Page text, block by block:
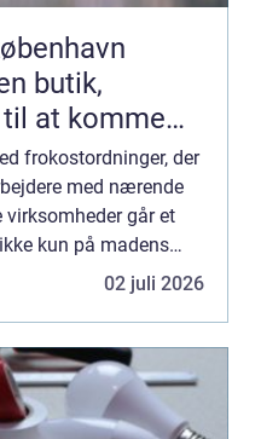
butik,
at komme
frokostordninger, der
med nærende
går et
kun på madens
02 juli 2026